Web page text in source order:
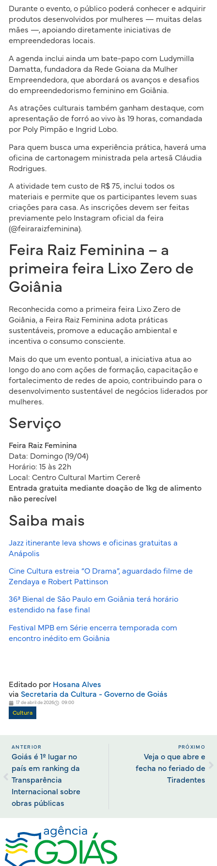
Durante o evento, o público poderá conhecer e adquirir
produtos desenvolvidos por mulheres — muitas delas
mães —, apoiando diretamente iniciativas de
empreendedoras locais.
A agenda inclui ainda um bate-papo com Ludymilla
Damatta, fundadora da Rede Goiana da Mulher
Empreendedora, que abordará os avanços e desafios
do empreendedorismo feminino em Goiânia.
As atrações culturais também ganham destaque, com
apresentação de forró ao vivo às 19 horas, comandada
por Poly Pimpão e Ingrid Lobo.
Para quem busca uma experiência prática, haverá uma
oficina de cartonagem ministrada pela artesã Cláudia
Rodrigues.
A atividade tem custo de R$ 75, inclui todos os
materiais e permite que os participantes levem suas
criações para casa. As inscrições devem ser feitas
previamente pelo Instagram oficial da feira
(@feiraraizfeminina).
Feira Raiz Feminina – a
primeira feira Lixo Zero de
Goiânia
Reconhecida como a primeira feira Lixo Zero de
Goiânia, a Feira Raiz Feminina adota práticas
sustentáveis, promove a educação ambiental e
incentiva o consumo consciente.
Mais do que um evento pontual, a iniciativa atua ao
longo do ano com ações de formação, capacitação e
fortalecimento de redes de apoio, contribuindo para o
desenvolvimento sustentável de negócios liderados por
mulheres.
Serviço
Feira Raiz Feminina
Data: Domingo (19/04)
Horário: 15 às 22h
Local: Centro Cultural Martim Cererê
Entrada gratuita mediante doação de 1kg de alimento
não perecível
Saiba mais
Jazz itinerante leva shows e oficinas gratuitas a
Anápolis
Cine Cultura estreia “O Drama”, aguardado filme de
Zendaya e Robert Pattinson
36ª Bienal de São Paulo em Goiânia terá horário
estendido na fase final
Festival MPB em Série encerra temporada com
encontro inédito em Goiânia
Editado porHosana Alves
via Secretaria da Cultura - Governo de Goiás
17 de abril de 2026 09:00
Cultura
ANTERIOR
Goiás é 1º lugar no
país em ranking da
Transparência
Internacional sobre
obras públicas
PRÓXIMO
Veja o que abre e
fecha no feriado de
Tiradentes